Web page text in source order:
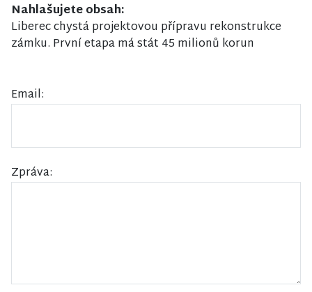
Nahlašujete obsah:
Liberec chystá projektovou přípravu rekonstrukce
zámku. První etapa má stát 45 milionů korun
Email:
Zpráva: